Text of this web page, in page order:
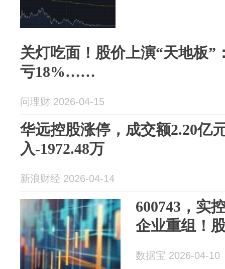
关灯吃面！股价上演“天地板”
亏18%……
问理财 2026-04-15
华远控股涨停，成交额2.20亿
入-1972.48万
新浪财经 2026-04-14
600743，实
企业重组！
数据宝 2026-04-10